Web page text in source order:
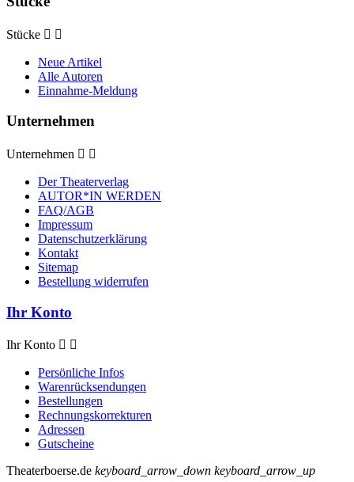
Stücke  
Neue Artikel
Alle Autoren
Einnahme-Meldung
Unternehmen
Unternehmen  
Der Theaterverlag
AUTOR*IN WERDEN
FAQ/AGB
Impressum
Datenschutzerklärung
Kontakt
Sitemap
Bestellung widerrufen
Ihr Konto
Ihr Konto  
Persönliche Infos
Warenrücksendungen
Bestellungen
Rechnungskorrekturen
Adressen
Gutscheine
Theaterboerse.de keyboard_arrow_down keyboard_arrow_up